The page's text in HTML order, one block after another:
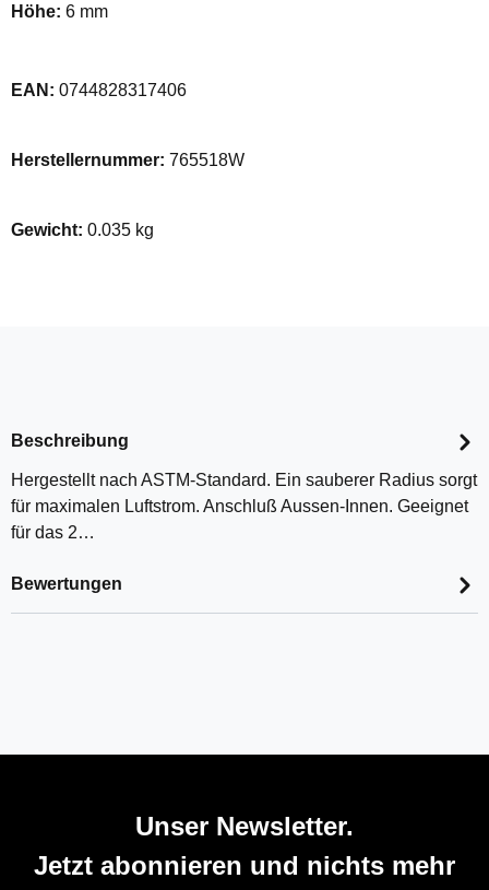
Höhe: 6 mm
EAN: 0744828317406
Herstellernummer: 765518W
Gewicht: 0.035 kg
Beschreibung
Hergestellt nach ASTM-Standard. Ein sauberer Radius sorgt
für maximalen Luftstrom. Anschluß Aussen-Innen. Geeignet
für das 2…
Bewertungen
Unser Newsletter.
Jetzt abonnieren und nichts mehr